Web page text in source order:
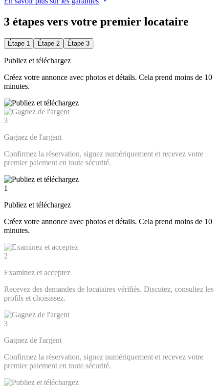
3 étapes vers votre premier locataire
Étape 1 Étape 2 Étape 3
Publiez et téléchargez
Créez votre annonce avec photos et détails. Cela prend moins de 10
minutes.
3
Gagnez de l'argent
Confirmez la réservation, signez numériquement et recevez votre
premier paiement en toute sécurité.
1
Publiez et téléchargez
Créez votre annonce avec photos et détails. Cela prend moins de 10
minutes.
2
Examinez et acceptez
Recevez des demandes de locataires vérifiés. Discutez, consultez les
profils et choisissez.
3
Gagnez de l'argent
Confirmez la réservation, signez numériquement et recevez votre
premier paiement en toute sécurité.